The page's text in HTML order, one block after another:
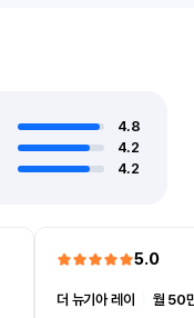
4.8
4.2
4.2
5.0
더 뉴기아 레이
월 50